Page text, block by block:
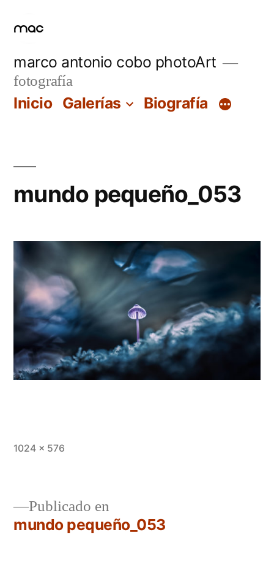
contenido
marco antonio cobo photoArt
fotografía
Inicio Galerías Biografía
mundo pequeño_053
Tamaño
1024 × 576
Navegación
Publicado en
mundo pequeño_053